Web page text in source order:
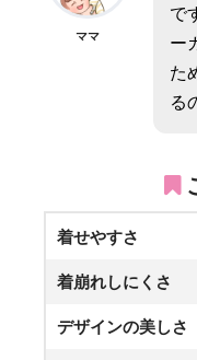
ママ
で
ー
た
る
着せやすさ
着崩れしにくさ
デザインの美しさ